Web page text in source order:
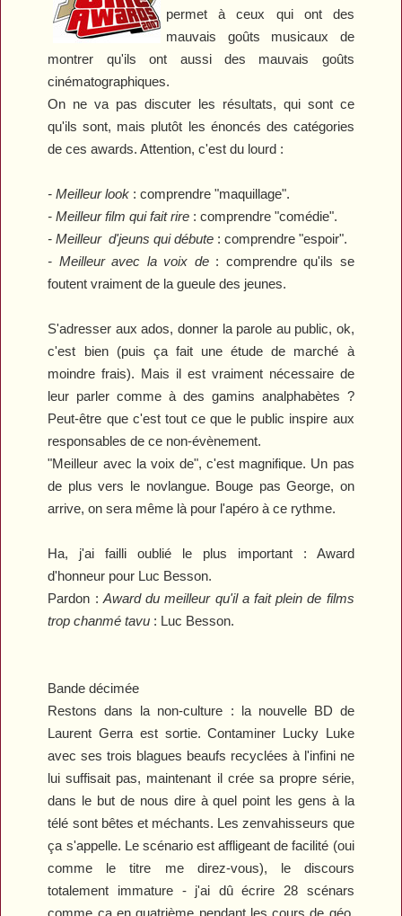
permet à ceux qui ont des
mauvais goûts musicaux de
montrer qu'ils ont aussi des mauvais goûts
cinématographiques.
On ne va pas discuter les résultats, qui sont ce
qu'ils sont, mais plutôt les énoncés des catégories
de ces awards. Attention, c'est du lourd :
- Meilleur look : comprendre "maquillage".
- Meilleur film qui fait rire : comprendre "comédie".
- Meilleur d'jeuns qui débute : comprendre "espoir".
- Meilleur avec la voix de: comprendre qu'ils se
foutent vraiment de la gueule des jeunes.
S'adresser aux ados, donner la parole au public, ok,
c'est bien (puis ça fait une étude de marché à
moindre frais). Mais il est vraiment nécessaire de
leur parler comme à des gamins analphabètes ?
Peut-être que c'est tout ce que le public inspire aux
responsables de ce non-évènement.
"Meilleur avec la voix de", c'est magnifique. Un pas
de plus vers le novlangue. Bouge pas George, on
arrive, on sera même là pour l'apéro à ce rythme.
Ha, j'ai failli oublié le plus important : Award
d'honneur pour Luc Besson.
Pardon : Award du meilleur qu'il a fait plein de films
trop chanmé tavu : Luc Besson.
Bande décimée
Restons dans la non-culture : la nouvelle BD de
Laurent Gerra est sortie. Contaminer Lucky Luke
avec ses trois blagues beaufs recyclées à l'infini ne
lui suffisait pas, maintenant il crée sa propre série,
dans le but de nous dire à quel point les gens à la
télé sont bêtes et méchants. Les zenvahisseurs que
ça s'appelle. Le scénario est affligeant de facilité (oui
comme le titre me direz-vous), le discours
totalement immature - j'ai dû écrire 28 scénars
comme ça en quatrième pendant les cours de géo.